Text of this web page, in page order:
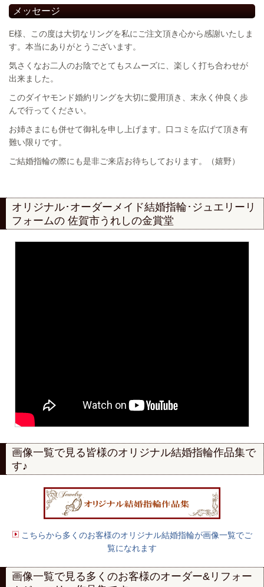
メッセージ
E様、この度は大切なリングを私にご注文頂き心から感謝いたしま
す。本当にありがとうございます。
気さくなお二人のお陰でとてもスムーズに、楽しく打ち合わせが
出来ました。
このダイヤモンド婚約リングを大切に愛用頂き、末永く仲良く歩
んで行ってください。
お姉さまにも併せて御礼を申し上げます。口コミを広げて頂き有
難い限りです。
ご結婚指輪の際にも是非ご来店お待ちしております。（嬉野）
オリジナル･オーダーメイド結婚指輪･ジュエリーリ
フォームの 佐賀市うれしの金賞堂
画像一覧で見る 皆様のオリジナル結婚指輪作品集で
す♪
こちらから多くのお客様のオリジナル結婚指輪が画像一覧でご
覧になれます
画像一覧で見る多くのお客様のオーダー& リフォー